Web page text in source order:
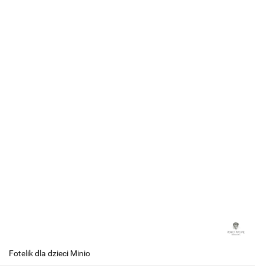
Fotelik dla dzieci Minio